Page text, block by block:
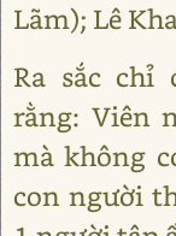
Lãm); Lê
Ra sắc chỉ
rằng: Viên
mà không
con người